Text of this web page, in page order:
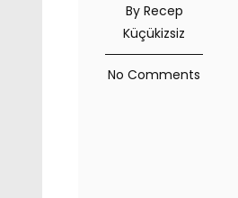
By Recep
Küçükizsiz
No Comments